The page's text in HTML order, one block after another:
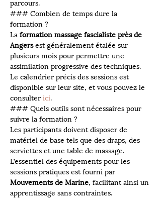
parcours.
### Combien de temps dure la
formation ?
La formation massage fascialiste près de
Angers est généralement étalée sur
plusieurs mois pour permettre une
assimilation progressive des techniques.
Le calendrier précis des sessions est
disponible sur leur site, et vous pouvez le
consulter ici.
### Quels outils sont nécessaires pour
suivre la formation ?
Les participants doivent disposer de
matériel de base tels que des draps, des
serviettes et une table de massage.
L’essentiel des équipements pour les
sessions pratiques est fourni par
Mouvements de Marine, facilitant ainsi un
apprentissage sans contraintes.